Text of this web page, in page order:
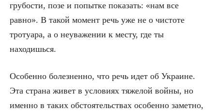
грубости, позе и попытке показать: «нам все
равно». В такой момент речь уже не о чистоте
тротуара, а о неуважении к месту, где ты
находишься.
Особенно болезненно, что речь идет об Украине.
Эта страна живет в условиях тяжелой войны, но
именно в таких обстоятельствах особенно заметно,